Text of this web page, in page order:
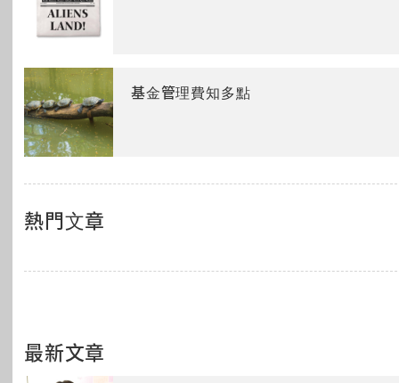
基金管理費知多點
熱門文章
最新文章